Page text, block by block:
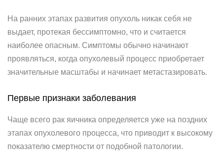
На ранних этапах развития опухоль никак себя не
выдает, протекая бессимптомно, что и считается
наиболее опасным. Симптомы обычно начинают
проявляться, когда опухолевый процесс приобретает
значительные масштабы и начинает метастазировать.
Первые признаки заболевания
Чаще всего рак яичника определяется уже на поздних
этапах опухолевого процесса, что приводит к высокому
показателю смертности от подобной патологии.